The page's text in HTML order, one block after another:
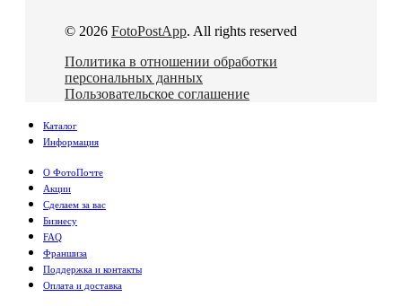
© 2026 FotoPostApp. All rights reserved
Политика в отношении обработки
персональных данных
Пользовательское соглашение
Каталог
Информация
О ФотоПочте
Акции
Сделаем за вас
Бизнесу
FAQ
Франшиза
Поддержка и контакты
Оплата и доставка